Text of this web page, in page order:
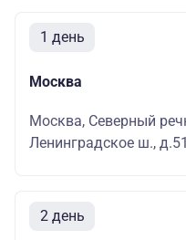
1 день
Москва
Москва, Северный
Ленинградское ш., д.51
2 день